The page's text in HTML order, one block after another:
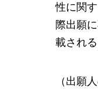
性に関
際出願
載される
（出願